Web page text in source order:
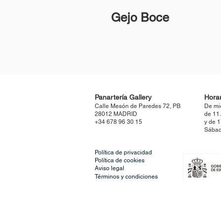
Gejo Boce
Panartería Gallery
Calle Mesón de Paredes 72, PB
28012 MADRID
+34 678 96 30 15
De
de
y de
Política de privacidad
Política de cookies
Aviso legal
Términos y condiciones